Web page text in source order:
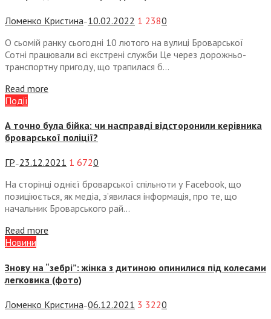
Ломенко Кристина — 10.02.2022 1 2380
О сьомій ранку сьогодні 10 лютого на вулиці Броварської
Сотні працювали всі екстрені служби Це через дорожньо-
транспортну пригоду, що трапилася б...
Read more
Події
А точно була бійка: чи насправді відсторонили керівника
броварської поліції?
ГР — 23.12.2021 1 6720
На сторінці однієї броварської спільноти у Facebook, що
позиціюється, як медіа, з’явилася інформація, про те, що
начальник Броварського рай...
Read more
Новини
Знову на “зебрі”: жінка з дитиною опинилися під колесами
легковика (фото)
Ломенко Кристина —06.12.2021 3 3220